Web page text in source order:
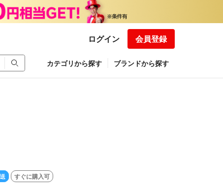
ログイン 会員登録
カテゴリから探す ブランドから探す
すぐに購入可